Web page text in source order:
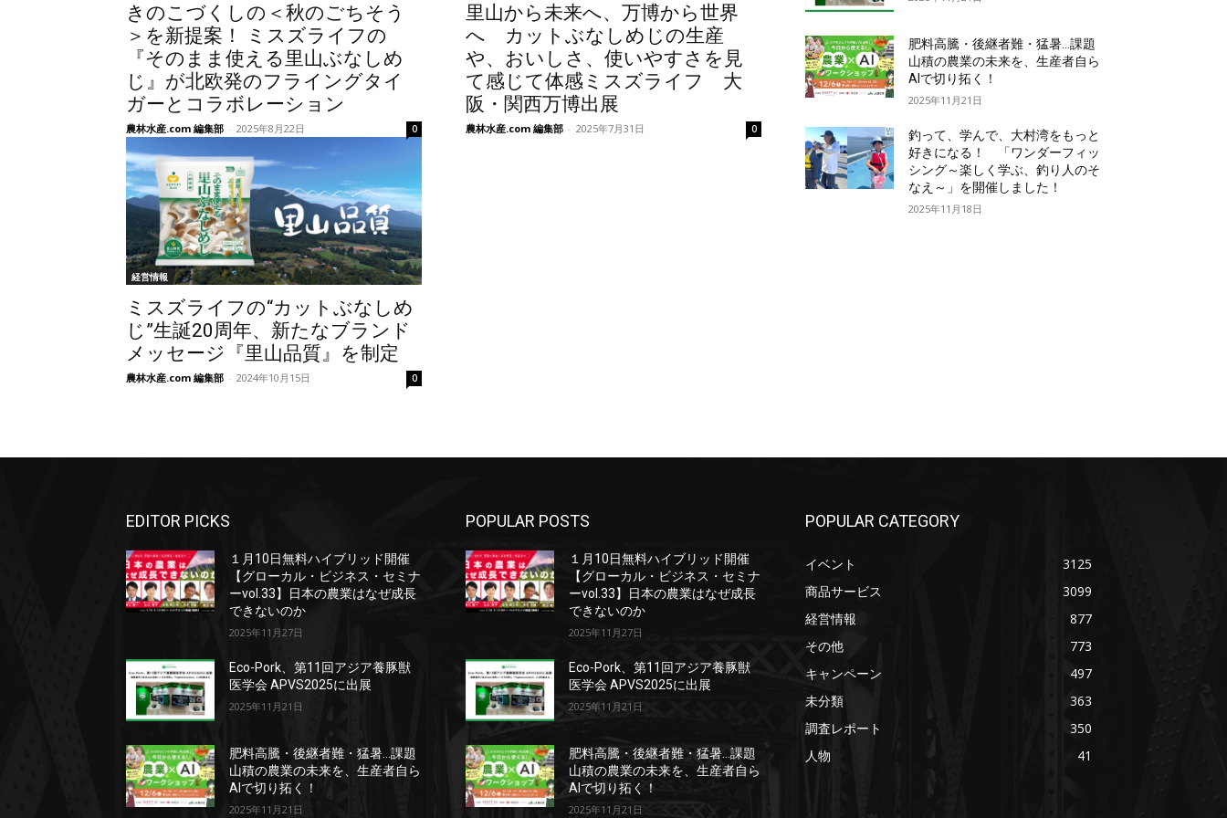
きのこづくしの＜秋のごちそう
＞を新提案！ ミスズライフの
『そのまま使える里山ぶなしめ
じ』が北欧発のフライングタイ
ガーとコラボレーション
農林水産.com 編集部 - 2025年8月22日 0
里山から未来へ、万博から世界
へ カットぶなしめじの生産
や、おいしさ、使いやすさを見
て感じて体感ミスズライフ 大
阪・関西万博出展
農林水産.com 編集部 - 2025年7月31日 0
経営情報
ミスズライフの“カットぶなしめ
じ”生誕20周年、新たなブランド
メッセージ『里山品質』を制定
農林水産.com 編集部 - 2024年10月15日 0
肥料高騰・後継者難・猛暑…課題
山積の農業の未来を、生産者自ら
AIで切り拓く！
2025年11月21日
釣って、学んで、大村湾をもっと
好きになる！ 「ワンダーフィッ
シング～楽しく学ぶ、釣り人のそ
なえ～」を開催しました！
2025年11月18日
EDITOR PICKS
１月10日無料ハイブリッド開催
【グローカル・ビジネス・セミナ
ーvol.33】日本の農業はなぜ成長
できないのか
2025年11月27日
Eco-Pork、第11回アジア養豚獣
医学会 APVS2025に出展
2025年11月21日
肥料高騰・後継者難・猛暑…課題
山積の農業の未来を、生産者自ら
AIで切り拓く！
2025年11月21日
POPULAR POSTS
１月10日無料ハイブリッド開催
【グローカル・ビジネス・セミナ
ーvol.33】日本の農業はなぜ成長
できないのか
2025年11月27日
Eco-Pork、第11回アジア養豚獣
医学会 APVS2025に出展
2025年11月21日
肥料高騰・後継者難・猛暑…課題
山積の農業の未来を、生産者自ら
AIで切り拓く！
2025年11月21日
POPULAR CATEGORY
イベント
3125
商品サービス
3099
経営情報
877
その他
773
キャンペーン
497
未分類
363
調査レポート
350
人物
41